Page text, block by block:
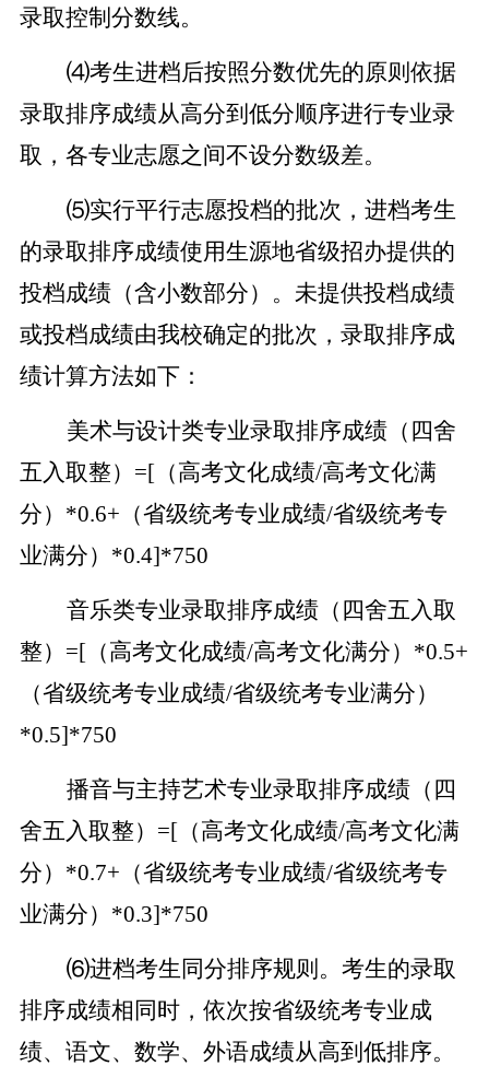
录取控制分数线。
⑷考生进档后按照分数优先的原则依据
录取排序成绩从高分到低分顺序进行专业录
取，各专业志愿之间不设分数级差。
⑸实行平行志愿投档的批次，进档考生
的录取排序成绩使用生源地省级招办提供的
投档成绩（含小数部分）。未提供投档成绩
或投档成绩由我校确定的批次，录取排序成
绩计算方法如下：
美术与设计类专业录取排序成绩（四舍
五入取整） =[（高考文化成绩/高考文化满
分）*0.6+（省级统考专业成绩/省级统考专
业满分）*0.4]*750
音乐类专业录取排序成绩（四舍五入取
整） =[（高考文化成绩/高考文化满分）*0.5+
（省级统考专业成绩/省级统考专业满分）
*0.5]*750
播音与主持艺术专业录取排序成绩（四
舍五入取整） =[（高考文化成绩/高考文化满
分）*0.7+（省级统考专业成绩/省级统考专
业满分）*0.3]*750
⑹进档考生同分排序规则。考生的录取
排序成绩相同时，依次按省级统考专业成
绩、语文、数学、外语成绩从高到低排序。